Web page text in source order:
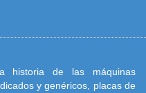
historia de las máquinas
y genéricos, placas de